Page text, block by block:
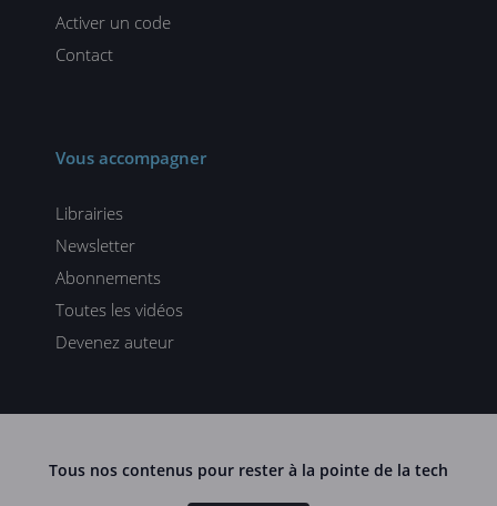
Activer un code
Contact
Vous accompagner
Librairies
Newsletter
Abonnements
Toutes les vidéos
Devenez auteur
Tous nos contenus pour rester à la pointe de la tech